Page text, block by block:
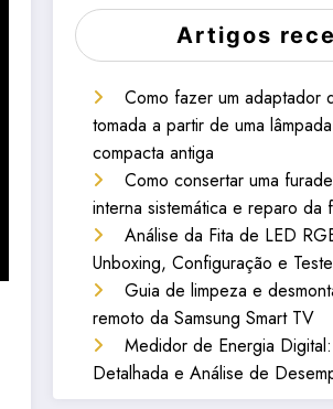
Artigos
Como fazer um adaptador
tomada a partir de uma
compacta antiga
Como consertar uma
interna sistemática e reparo da
Análise da Fita de LED
Unboxing, Configuração e
Guia de limpeza e
remoto da Samsung Smart TV
Medidor de Energia
Detalhada e Análise de